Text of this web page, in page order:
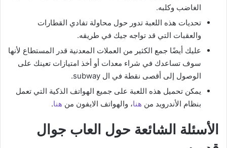
الغاضب وكلبه.
تحديات هذه اللعبة تدور حول محاولة تفادي القطارات
والعقبات التي قد تواجه جيك في طريقه.
عليك أيضًا جمع الكثير من العملات المعدنية قدر المستطاع لأنها
سوف تساعدك في شراء معدات أو أخذ امتيازات تعينك على
الوصول إلى أقصى نقطة في ال subway.
يمكن تحميل هذه اللعبة على جميع الهواتف الذكية التي تعمل
بنظام الأندرويد من هنا، والهواتف الايفون من هنا.
الأسئلة الشائعة حول العاب جوال